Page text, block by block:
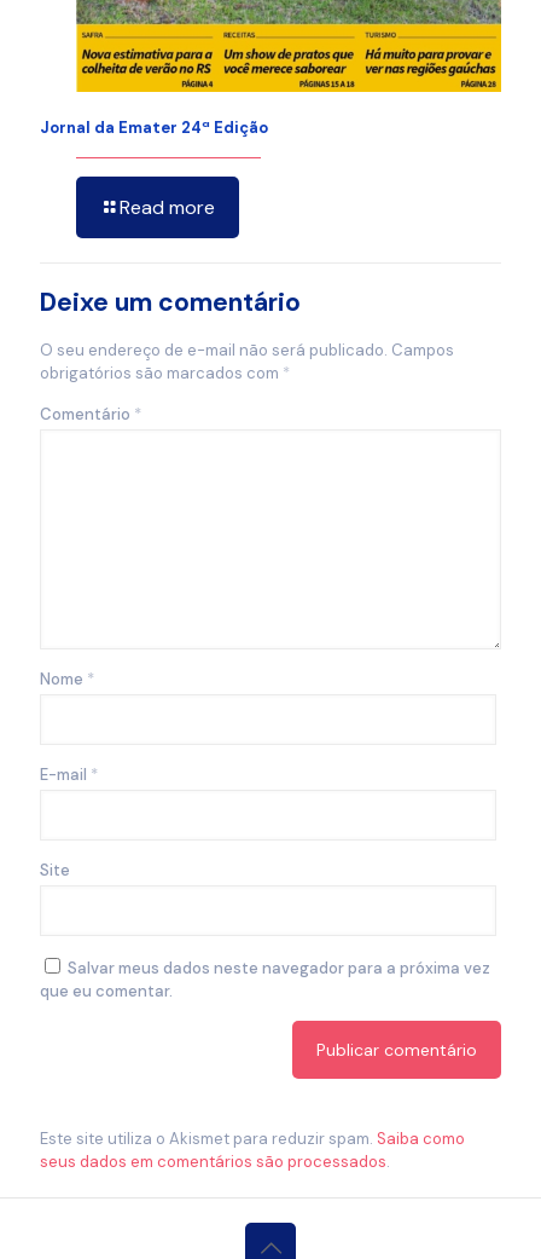
Jornal da Emater 24ª Edição
Read more
Deixe um comentário
O seu endereço de e-mail não será publicado. Campos
obrigatórios são marcados com *
Comentário *
Nome *
E-mail *
Site
Salvar meus dados neste navegador para a próxima vez
que eu comentar.
Este site utiliza o Akismet para reduzir spam. Saiba como
seus dados em comentários são processados.